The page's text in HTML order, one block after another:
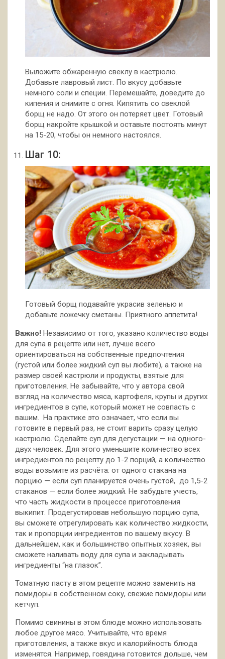
Выложите обжаренную свеклу в кастрюлю.
Добавьте лавровый лист. По вкусу добавьте
немного соли и специи. Перемешайте, доведите до
кипения и снимите с огня. Кипятить со свеклой
борщ не надо. От этого он потеряет цвет. Готовый
борщ накройте крышкой и оставьте постоять минут
на 15-20, чтобы он немного настоялся.
Шаг 10:
Готовый борщ подавайте украсив зеленью и
добавьте ложечку сметаны. Приятного аппетита!
Важно! Независимо от того, указано количество воды
для супа в рецепте или нет, лучше всего
ориентироваться на собственные предпочтения
(густой или более жидкий суп вы любите), а также на
размер своей кастрюли и продукты, взятые для
приготовления. Не забывайте, что у автора свой
взгляд на количество мяса, картофеля, крупы и других
ингредиентов в супе, который может не совпасть с
вашим. На практике это означает, что если вы
готовите в первый раз, не стоит варить сразу целую
кастрюлю. Сделайте суп для дегустации — на одного-
двух человек. Для этого уменьшите количество всех
ингредиентов по рецепту до 1-2 порций, а количество
воды возьмите из расчёта: от одного стакана на
порцию — если суп планируется очень густой, до 1,5-2
стаканов — если более жидкий. Не забудьте учесть,
что часть жидкости в процессе приготовления
выкипит. Продегустировав небольшую порцию супа,
вы сможете отрегулировать как количество жидкости,
так и пропорции ингредиентов по вашему вкусу. В
дальнейшем, как и большинство опытных хозяек, вы
сможете наливать воду для супа и закладывать
ингредиенты “на глазок”.
Томатную пасту в этом рецепте можно заменить на
помидоры в собственном соку, свежие помидоры или
кетчуп.
Помимо свинины в этом блюде можно использовать
любое другое мясо. Учитывайте, что время
приготовления, а также вкус и калорийность блюда
изменятся. Например, говядина готовится дольше, чем